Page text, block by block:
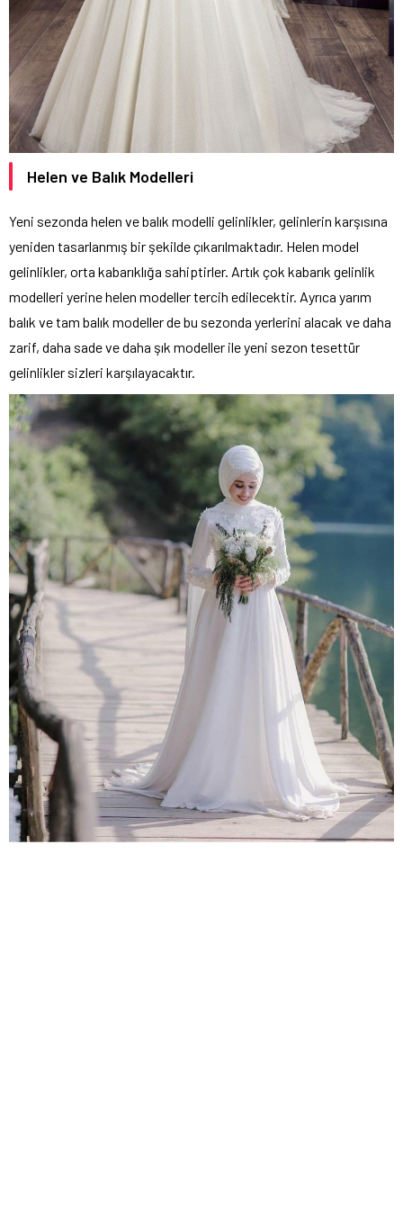
Helen ve Balık Modelleri
Yeni sezonda helen ve balık modelli gelinlikler, gelinlerin karşısına
yeniden tasarlanmış bir şekilde çıkarılmaktadır. Helen model
gelinlikler, orta kabarıklığa sahiptirler. Artık çok kabarık gelinlik
modelleri yerine helen modeller tercih edilecektir. Ayrıca yarım
balık ve tam balık modeller de bu sezonda yerlerini alacak ve daha
zarif, daha sade ve daha şık modeller ile yeni sezon tesettür
gelinlikler sizleri karşılayacaktır.